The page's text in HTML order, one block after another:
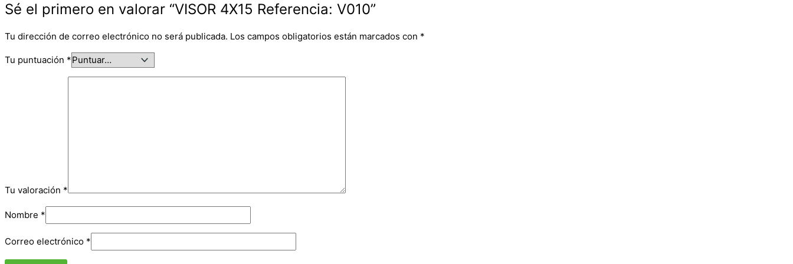
Sé el primero en valorar “VISOR 4X15 Referencia: V010”
Tu dirección de correo electrónico no será publicada. Los campos obligatorios están marcados con *
Tu puntuación *
Tu valoración *
Nombre *
Correo electrónico *